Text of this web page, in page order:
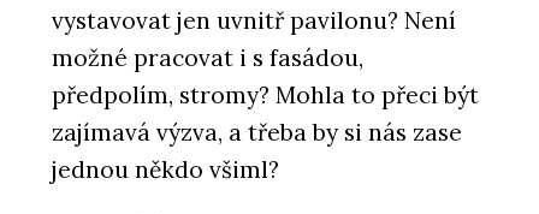
vystavovat jen uvnitř pavilonu? Není
možné pracovat i s fasádou,
předpolím, stromy? Mohla to přeci být
zajímavá výzva, a třeba by si nás zase
jednou někdo všiml?